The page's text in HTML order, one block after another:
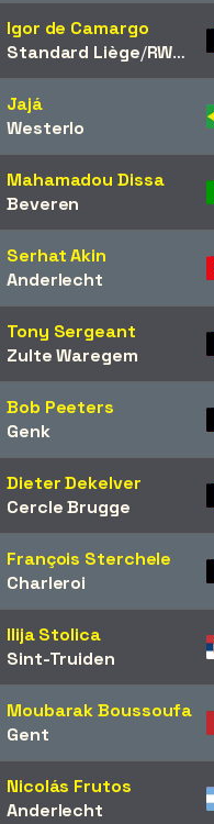
Igor de Camargo
Standard Liège/​RWDM
Jajá
Westerlo
Mahamadou Dissa
Beveren
Serhat Akin
Anderlecht
Tony Sergeant
Zulte Waregem
Bob Peeters
Genk
Dieter Dekelver
Cercle Brugge
François Sterchele
Charleroi
Ilija Stolica
Sint-Truiden
Moubarak Boussoufa
Gent
Nicolás Frutos
Anderlecht